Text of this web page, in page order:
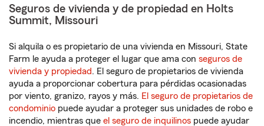
Seguros de vivienda y de propiedad en Holts
Summit, Missouri
Si alquila o es propietario de una vivienda en Missouri, State
Farm le ayuda a proteger el lugar que ama con seguros de
vivienda y propiedad. El seguro de propietarios de vivienda
ayuda a proporcionar cobertura para pérdidas ocasionadas
por viento, granizo, rayos y más. El seguro de propietarios de
condominio puede ayudar a proteger sus unidades de robo e
incendio, mientras que el seguro de inquilinos puede ayudar